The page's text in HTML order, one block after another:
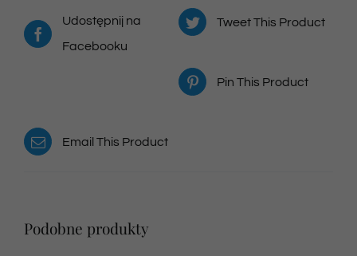
Udostępnij na
Facebooku
Tweet This Product
Pin This Product
Email This Product
Podobne produkty